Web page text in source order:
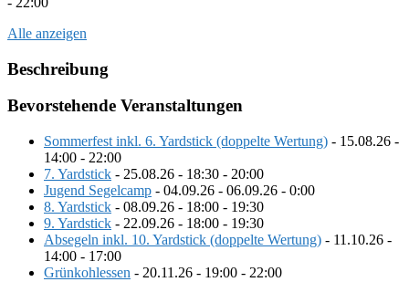
Alle anzeigen
Beschreibung
Bevorstehende Veranstaltungen
Sommerfest inkl. 6. Yardstick (doppelte Wertung) - 15.08.26 -
14:00 - 22:00
7. Yardstick - 25.08.26 - 18:30 - 20:00
Jugend Segelcamp - 04.09.26 - 06.09.26 - 0:00
8. Yardstick - 08.09.26 - 18:00 - 19:30
9. Yardstick - 22.09.26 - 18:00 - 19:30
Absegeln inkl. 10. Yardstick (doppelte Wertung) - 11.10.26 -
14:00 - 17:00
Grünkohlessen - 20.11.26 - 19:00 - 22:00